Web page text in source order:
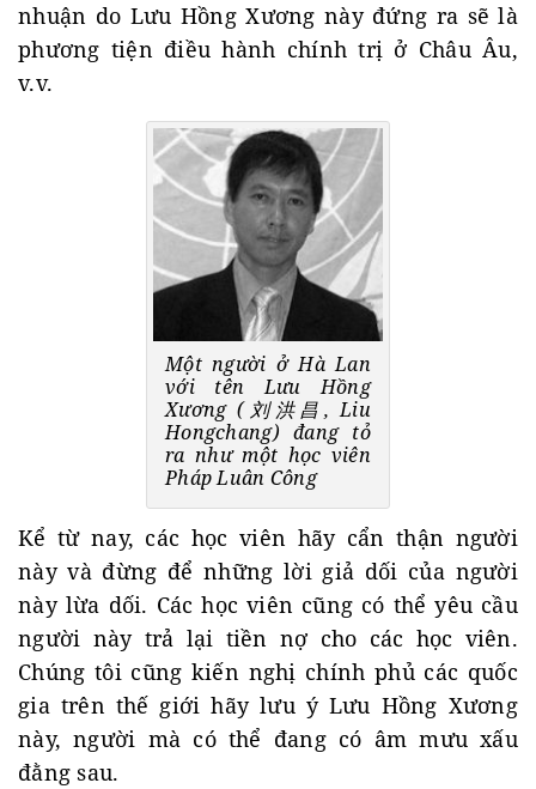
nhuận do Lưu Hồng Xương này đứng ra sẽ là
phương tiện điều hành chính trị ở Châu Âu,
v.v.
Một người ở Hà Lan
với tên Lưu Hồng
Xương (刘洪昌, Liu
Hongchang) đang tỏ
ra như một học viên
Pháp Luân Công
Kể từ nay, các học viên hãy cẩn thận người
này và đừng để những lời giả dối của người
này lừa dối. Các học viên cũng có thể yêu cầu
người này trả lại tiền nợ cho các học viên.
Chúng tôi cũng kiến nghị chính phủ các quốc
gia trên thế giới hãy lưu ý Lưu Hồng Xương
này, người mà có thể đang có âm mưu xấu
đằng sau.